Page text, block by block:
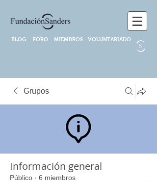
BLOG FORO MIEMBROS VOLUNTARIADO
Grupos
Información general
Público · 6 miembros